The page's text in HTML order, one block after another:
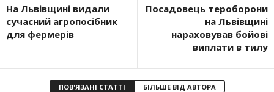
На Львівщині видали
сучасний агропосібник
для фермерів
Посадовець тероборони
на Львівщині
нараховував бойові
виплати в тилу
ПОВ'ЯЗАНІ СТАТТІ БІЛЬШЕ ВІД АВТОРА